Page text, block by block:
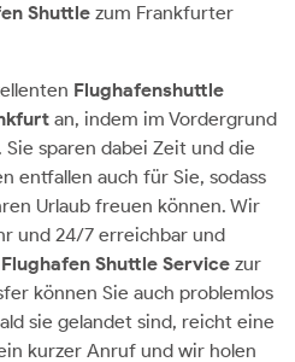
Shuttle zum Frankfurter
Flughafenshuttle
an, indem im Vordergrund
sparen dabei Zeit und die
entfallen auch für Sie, sodass
Urlaub freuen können. Wir
und 24/7 erreichbar und
Flughafen Shuttle Service zur
können Sie auch problemlos
sie gelandet sind, reicht eine
kurzer Anruf und wir holen